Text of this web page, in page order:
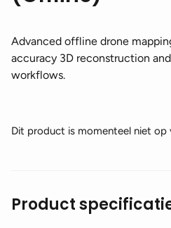
Advanced offline drone
accuracy 3D reconstruction
workflows.
Dit product is momenteel niet op
Product